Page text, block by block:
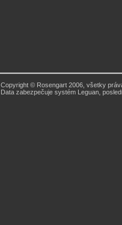
Copyright © Rosengart 2006, všetky
Data zabezpečuje systém Leguan,